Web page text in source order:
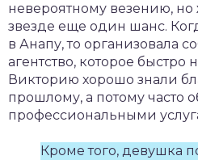
невероятному везению,
звезде еще один шанс.
в Анапу, то организовала
агентство, которое быстро
Викторию хорошо знали
прошлому, а потому часто
профессиональными
Кроме того, девушка